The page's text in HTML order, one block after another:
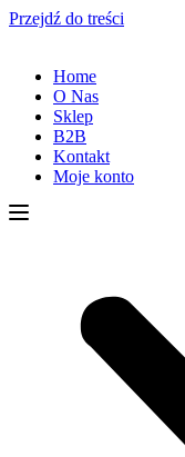
Przejdź do treści
Home
O Nas
Sklep
B2B
Kontakt
Moje konto